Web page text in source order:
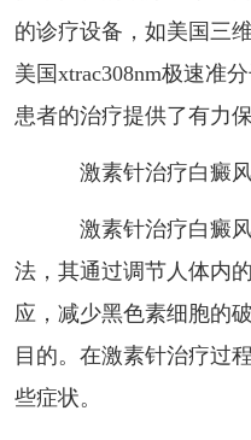
的诊疗设备，如美国三
美国xtrac308nm极速准
患者的治疗提供了有力保
激素针治疗白癜风
激素针治疗白癜风
法，其通过调节人体内
应，减少黑色素细胞的
目的。在激素针治疗过
些症状。